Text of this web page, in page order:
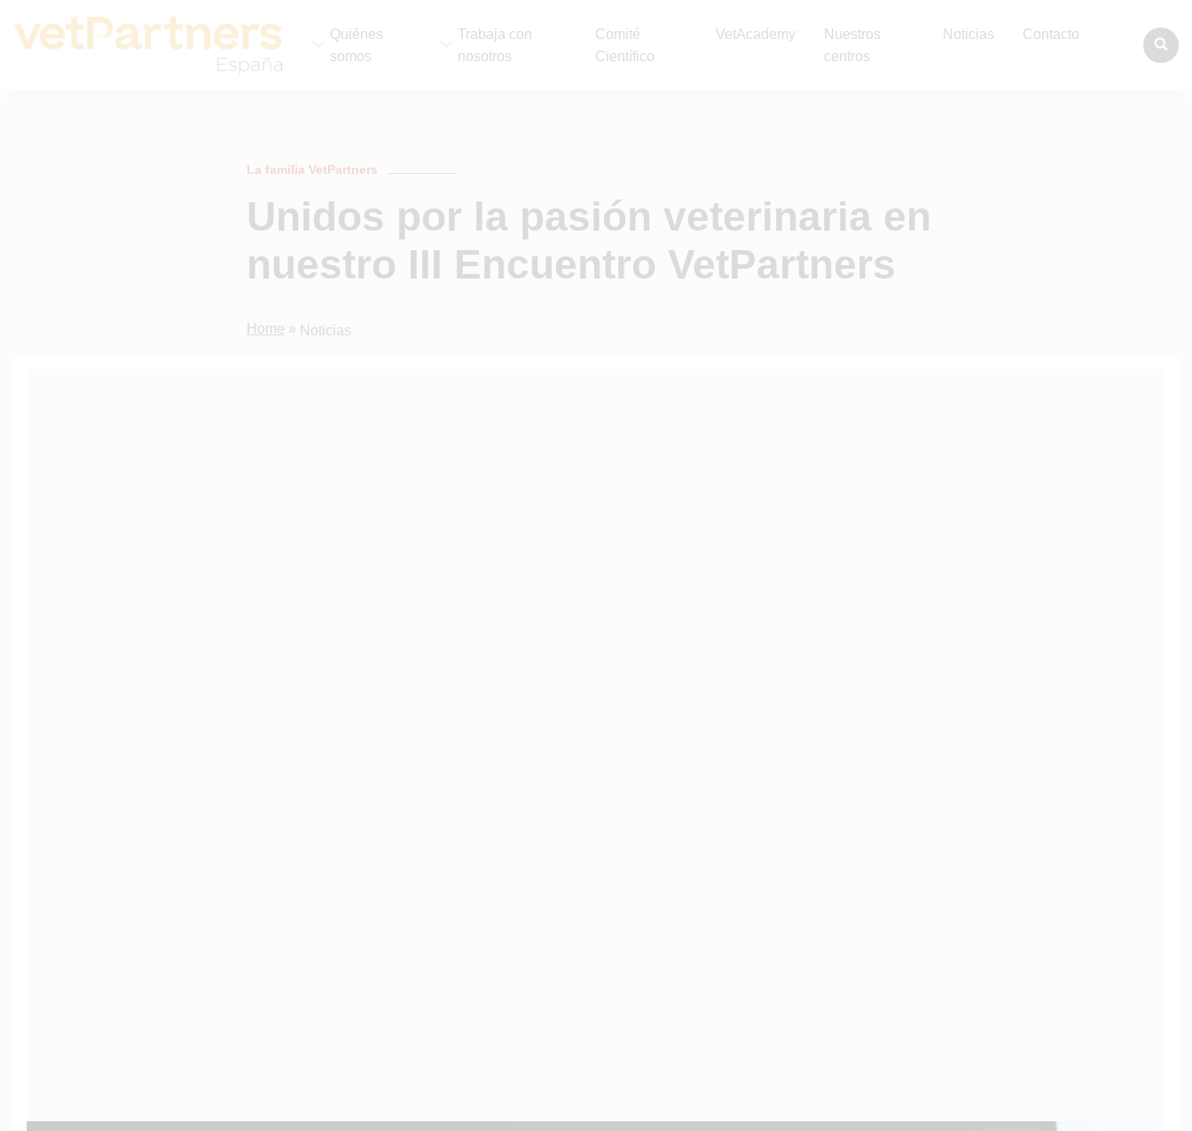
Quiénes
somos
Trabaja con
nosotros
Comité
Científico
VetAcademy
Nuestros
centros
Noticias Contacto
La familia VetPartners
Unidos por la pasión veterinaria en
nuestro III Encuentro VetPartners
Home » Noticias